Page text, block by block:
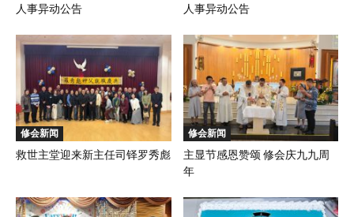
人事异动公告 人事异动公告
修会新闻
救世主堂迎来新主任司铎罗秀彪
修会新闻
主显节感恩赞颂 修会庆九九周
年